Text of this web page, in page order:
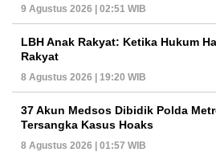
9 Agustus 2026 | 02:51 WIB
LBH Anak Rakyat: Ketika Hukum
Rakyat
8 Agustus 2026 | 19:20 WIB
37 Akun Medsos Dibidik Polda
Tersangka Kasus Hoaks
8 Agustus 2026 | 01:57 WIB